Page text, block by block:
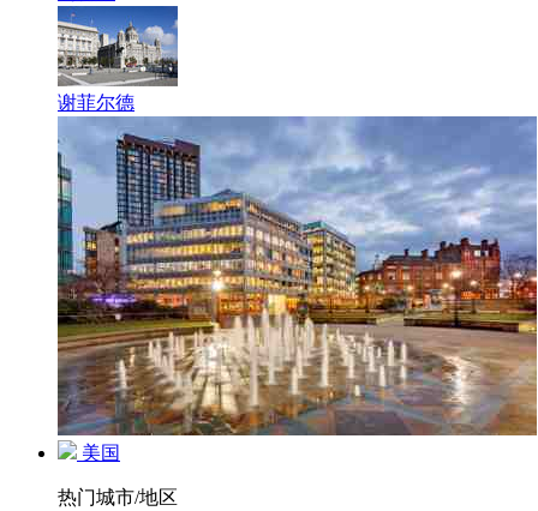
谢菲尔德
美国
热门城市/地区